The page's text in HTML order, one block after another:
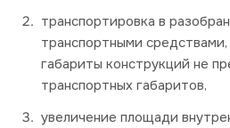
транспортировка в
транспортными средствами,
габариты конструкций не
транспортных габаритов,
увеличение площади